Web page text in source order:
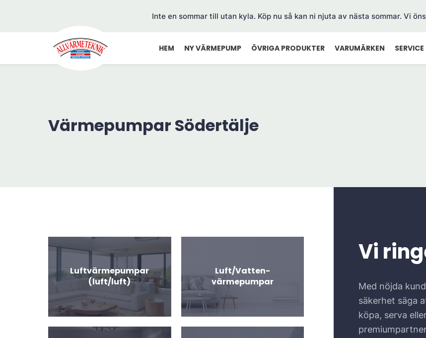
Inte en sommar till utan kyla. Köp nu så kan ni njuta av nästa sommar. Vi
HEM NY VÄRMEPUMP ÖVRIGA PRODUKTER VARUMÄRKEN SERVICE
Värmepumpar Södertälje
Luftvärmepumpar
(luft/luft)
Luft/Vatten-
värmepumpar
Vi
Med nöjda
säkerhet säga
köpa, serva